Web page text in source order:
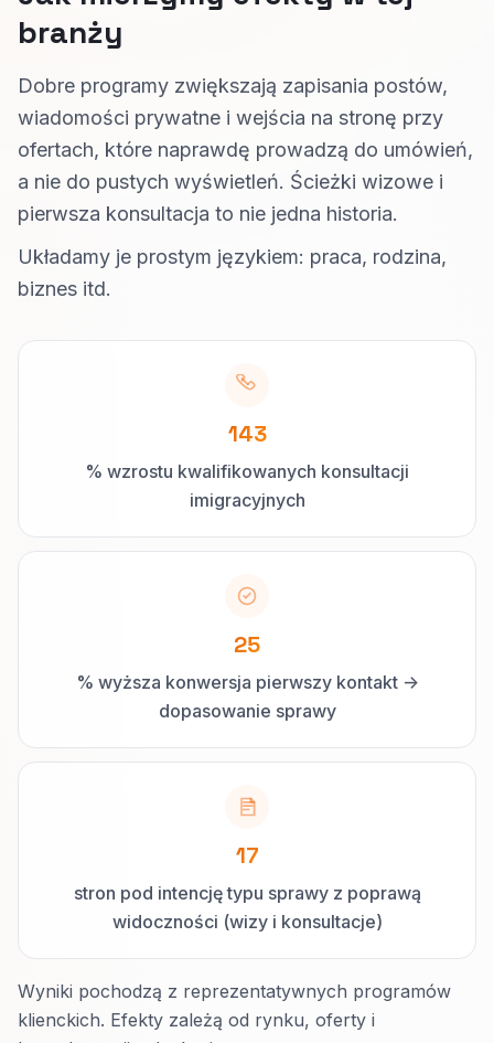
branży
Dobre programy zwiększają zapisania postów,
wiadomości prywatne i wejścia na stronę przy
ofertach, które naprawdę prowadzą do umówień,
a nie do pustych wyświetleń. Ścieżki wizowe i
pierwsza konsultacja to nie jedna historia.
Układamy je prostym językiem: praca, rodzina,
biznes itd.
143
% wzrostu kwalifikowanych konsultacji
imigracyjnych
25
% wyższa konwersja pierwszy kontakt ->
dopasowanie sprawy
17
stron pod intencję typu sprawy z poprawą
widoczności (wizy i konsultacje)
Wyniki pochodzą z reprezentatywnych programów
klienckich. Efekty zależą od rynku, oferty i